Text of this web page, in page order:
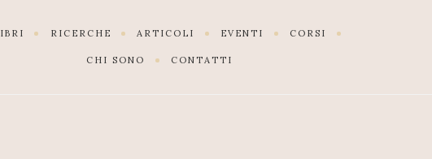
LIBRI RICERCHE ARTICOLI EVENTI CORSI
CHI SONO CONTATTI